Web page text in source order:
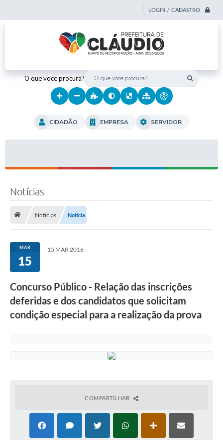
LOGIN / CADASTRO
O que voce procura?
CIDADÃO EMPRESA SERVIDOR
Notícias
Notícias Notícia
MAR
15
15 MAR 2016
Concurso Público - Relação das inscrições
deferidas e dos candidatos que solicitam
condição especial para a realização da prova
COMPARTILHAR